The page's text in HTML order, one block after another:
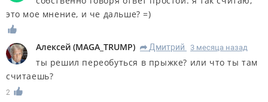
это мое мнение, и че дальше? =)
Алексей (MAGA_TRUMP) R Дмитрий 3 месяца назад
ты решил переобуться в прыжке? или что ты там
считаешь?
2